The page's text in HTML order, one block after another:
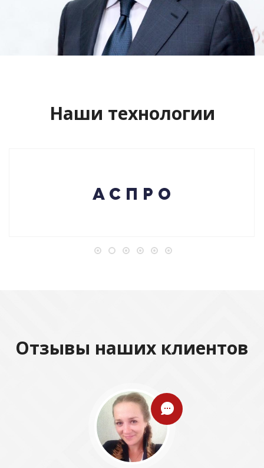
Смотреть проект
Наши технологии
Отзывы наших клиентов